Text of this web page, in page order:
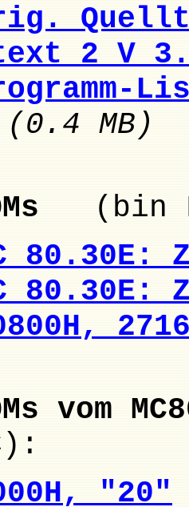
2 V
(0.4 MB)
(bin
80.30E:
80.30E:
vom
"20"